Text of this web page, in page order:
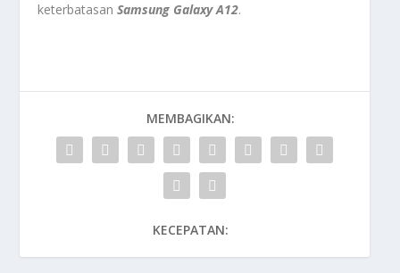
keterbatasan Samsung Galaxy A12.
MEMBAGIKAN:
KECEPATAN: